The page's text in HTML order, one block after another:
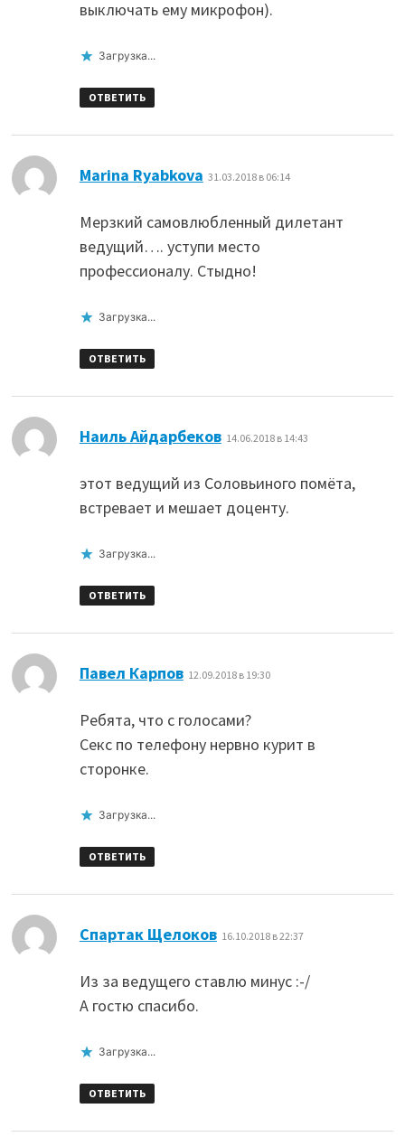
выключать ему микрофон).
Загрузка...
ОТВЕТИТЬ
Marina Ryabkova 31.03.2018 в 06:14
Мерзкий самовлюбленный дилетант
ведущий…. уступи место
профессионалу. Стыдно!
Загрузка...
ОТВЕТИТЬ
Наиль Айдарбеков: 14.06.2018 в 14:43
этот ведущий из Соловьиного помёта,
встревает и мешает доценту.
Загрузка...
ОТВЕТИТЬ
Павел Карпов: 12.09.2018 в 19:30
Ребята, что с голосами?
Секс по телефону нервно курит в
сторонке.
Загрузка...
ОТВЕТИТЬ
Спартак Щелоков: 16.10.2018 в 22:37
Из за ведущего ставлю минус :-/
А гостю спасибо.
Загрузка...
ОТВЕТИТЬ